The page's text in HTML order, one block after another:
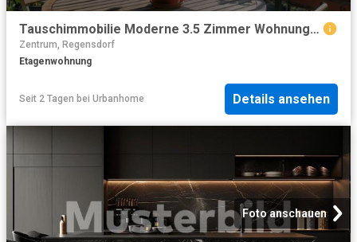
Tauschimmobilie Moderne 3.5 Zimmer Wohnung in exklusiver Lage Zürichs
Zentrum, Regensdorf
Etagenwohnung
Seit 2 Tagen bei Urbanhome Details ansehen
Foto anschauen